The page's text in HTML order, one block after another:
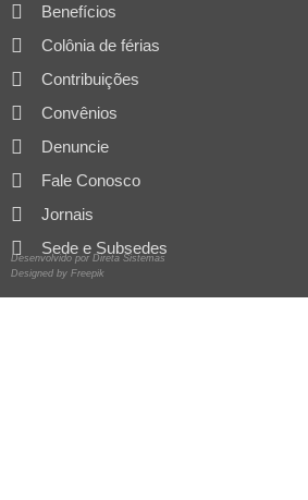
Benefícios
Colônia de férias
Contribuições
Convênios
Denuncie
Fale Conosco
Jornais
Sede e Subsedes
Desenvolvido por Direta Sistemas
Designed by Freepik